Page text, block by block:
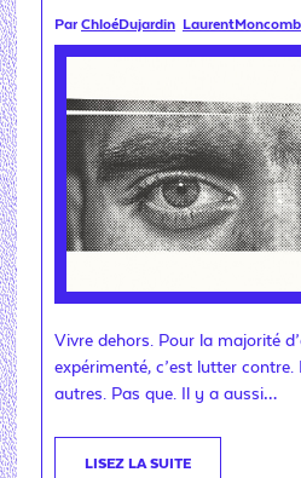
ParChloéDujardin
Vivre dehors. Pour la majorité
expérimenté, c’est lutter
autres. Pas que. Il y a aussi…
LISEZ LA SUITE